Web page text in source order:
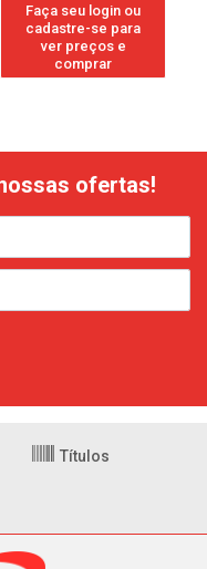
Faça seu login ou
cadastre-se para
ver preços e
comprar
ofertas!
Títulos